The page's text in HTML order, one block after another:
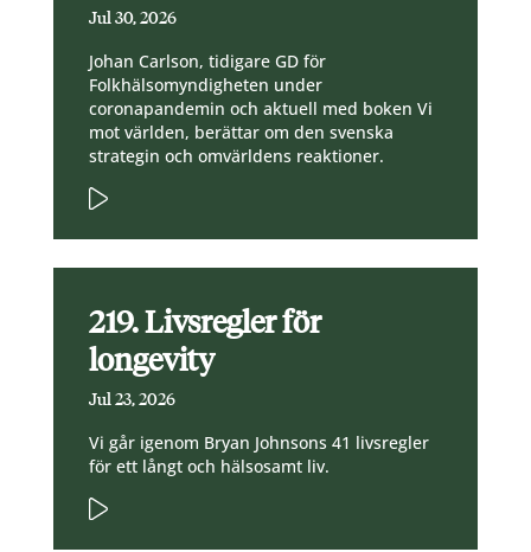
Jul 30, 2026
Johan Carlson, tidigare GD för
Folkhälsomyndigheten under
coronapandemin och aktuell med boken Vi
mot världen, berättar om den svenska
strategin och omvärldens reaktioner.
219. Livsregler för
longevity
Jul 23, 2026
Vi går igenom Bryan Johnsons 41 livsregler
för ett långt och hälsosamt liv.